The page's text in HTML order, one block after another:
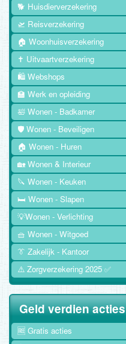
🐕 Huisdierverzekering
🛫 Reisverzekering
🏠 Woonhuisverzekering
✝️ Uitvaartverzekering
🛍️ Webshops
🏫 Werk en opleiding
🛀 Wonen - Badkamer
🛡️ Wonen - Beveiligen
🏠 Wonen - Huren
🏡 Wonen & Interieur
🔪 Wonen - Keuken
🛏️ Wonen - Slapen
💡Wonen - Verlichting
🧺 Wonen - Witgoed
👔 Zakelijk - Kantoor
⚠️ Zorgverzekering 2025 ✅
Geld verdien acties
🆓 Gratis acties